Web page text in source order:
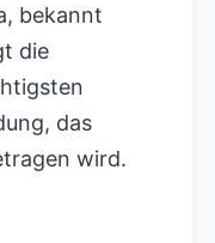
bekannt
die
das
wird.